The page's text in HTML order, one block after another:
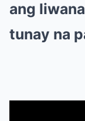
ang
tunay na